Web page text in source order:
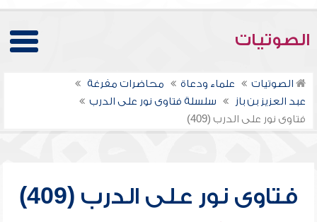
الصوتيات
الصوتيات علماء ودعاة
محاضرات مفرغة
عبد العزيز بن باز
سلسلة فتاوى نور على الدرب
فتاوى نور على الدرب (409)
فتاوى نور على الدرب (409)